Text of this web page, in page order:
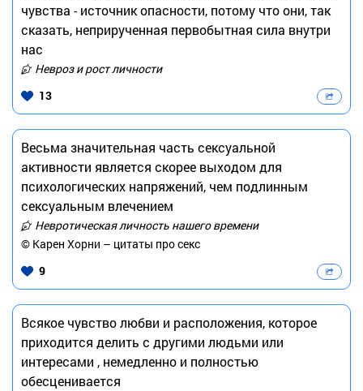
чувства - источник опасности, потому что они, так
сказать, неприрученная первобытная сила внутри
нас
Невроз и рост личности
13
Весьма значительная часть сексуальной
активности является скорее выходом для
психологических напряжений, чем подлинным
сексуальным влечением
Невротическая личность нашего времени
© Карен Хорни – цитаты про секс
9
Всякое чувство любви и расположения, которое
приходится делить с другими людьми или
интересами , немедленно и полностью
обесценивается